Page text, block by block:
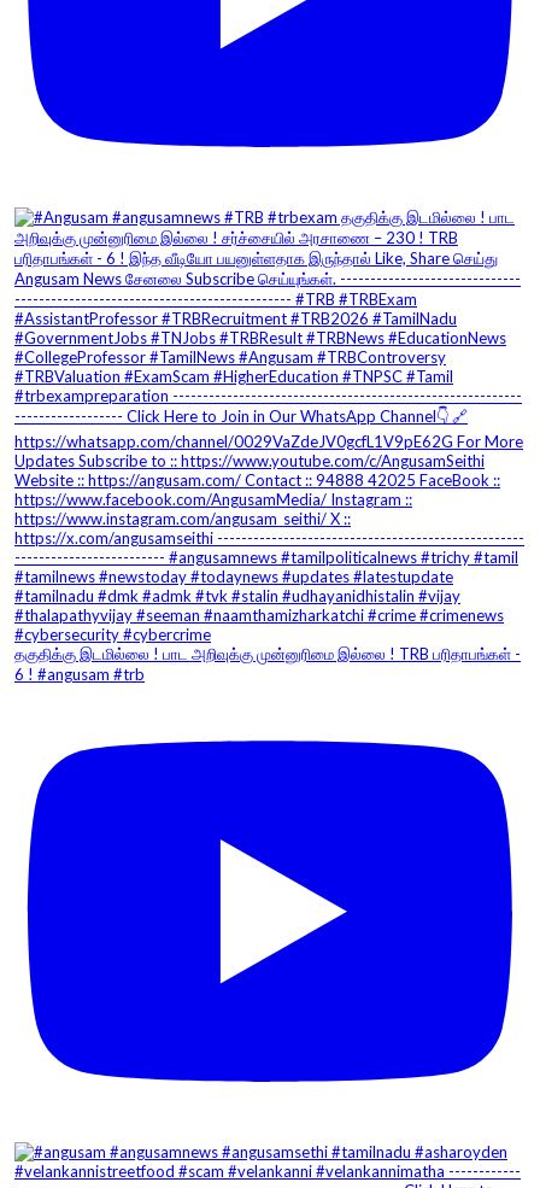
தகுதிக்கு இடமில்லை ! பாட அறிவுக்கு முன்னுரிமை இல்லை ! TRB பரிதாபங்கள் -
6 ! #angusam #trb